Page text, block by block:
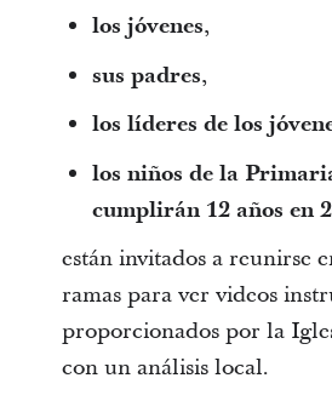
los jóvenes,
sus padres,
los líderes de los
los niños de la
cumplirán 12 años en
están invitados a reunirse
ramas para ver videos
proporcionados por la
con un análisis local.